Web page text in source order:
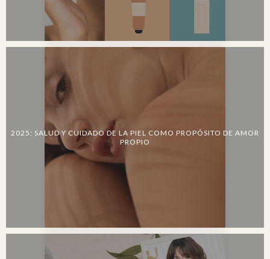
2025: SALUD Y CUIDADO DE LA PIEL COMO PROPÓSITO DE AMOR
PROPIO